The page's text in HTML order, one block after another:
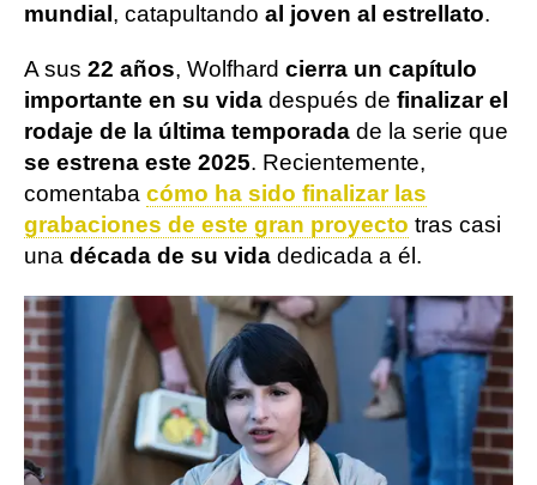
mundial , catapultando al joven al estrellato.
A sus 22 años, Wolfhard cierra un capítulo
importante en su vida después de finalizar el
rodaje de la última temporada de la serie que
se estrena este 2025. Recientemente,
comentaba cómo ha sido finalizar las
grabaciones de este gran proyecto tras casi
una década de su vida dedicada a él.